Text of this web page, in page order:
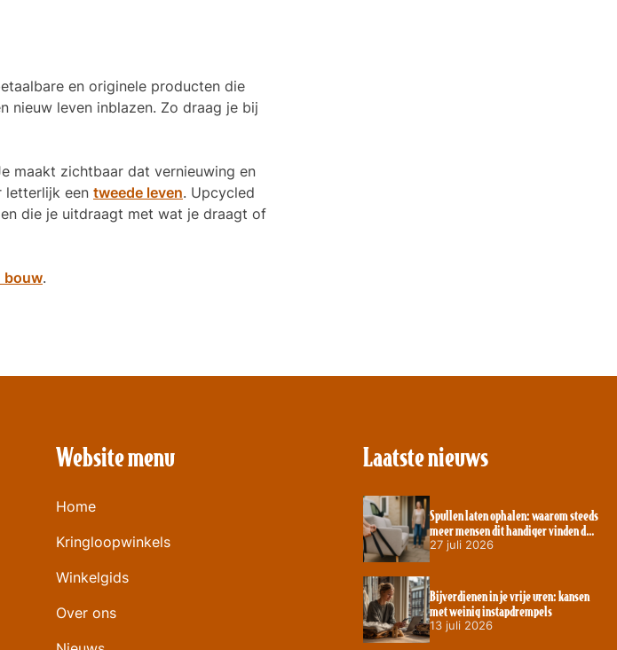
en originele producten die
nieuw leven inblazen. Zo draag je bij
maakt zichtbaar dat vernieuwing en
letterlijk een tweede leven. Upcycled
die je uitdraagt met wat je draagt of
bouw.
Website menu
Home
Kringloopwinkels
Winkelgids
Over ons
Laatste nieuws
Spullen laten ophalen: waarom steeds
meer mensen dit handiger vinden dan
zelf wegbrengen
27 juli 2026
Bijverdienen in je vrije uren: kansen
met weinig instapdrempels
13 juli 2026